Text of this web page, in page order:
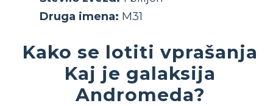
Druga imena: M31
Kako se lotiti vprašanja
Kaj je galaksija
Andromeda?